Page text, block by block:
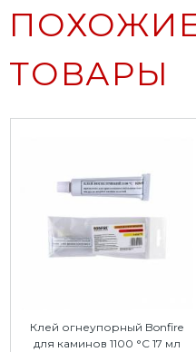
ТОВАРЫ
Клей огнеупорный Bonfire
для каминов 1100 °C 17 мл